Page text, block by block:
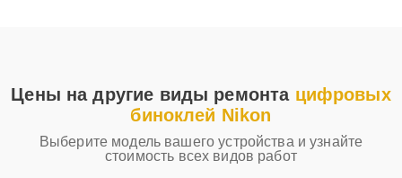
Цены на другие виды ремонта цифровых
биноклей Nikon
Выберите модель вашего устройства и узнайте
стоимость всех видов работ